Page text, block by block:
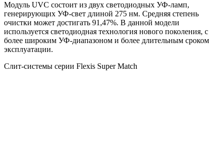
Модуль UVC состоит из двух светодиодных УФ-ламп,
генерирующих УФ-свет длиной 275 нм. Средняя степень
очистки может достигать 91,47%. В данной модели
используется светодиодная технология нового поколения, с
более широким УФ-диапазоном и более длительным сроком
эксплуатации.
Слит-системы серии Flexis Super Match